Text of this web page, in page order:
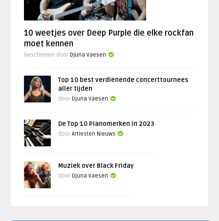
10 weetjes over Deep Purple die elke rockfan
moet kennen
Geschreven door Djuna Vaesen
Top 10 best verdienende concerttournees
aller tijden
door Djuna Vaesen
De Top 10 Pianomerken in 2023
doorArtiesten Nieuws
Muziek over Black Friday
door Djuna Vaesen